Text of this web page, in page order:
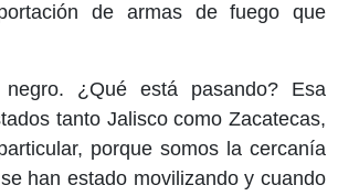
de armas de fuego que
¿Qué está pasando? Esa
tanto Jalisco como Zacatecas,
porque somos la cercanía
han estado movilizando y cuando